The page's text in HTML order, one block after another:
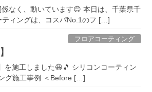
なく、動いています😊 本日は、千葉県千
ティングは、コスパNo.1のフ […]
フロアコーティング
を施工しました😆🎵 シリコンコーティン
グ施工事例 ＜Before […]